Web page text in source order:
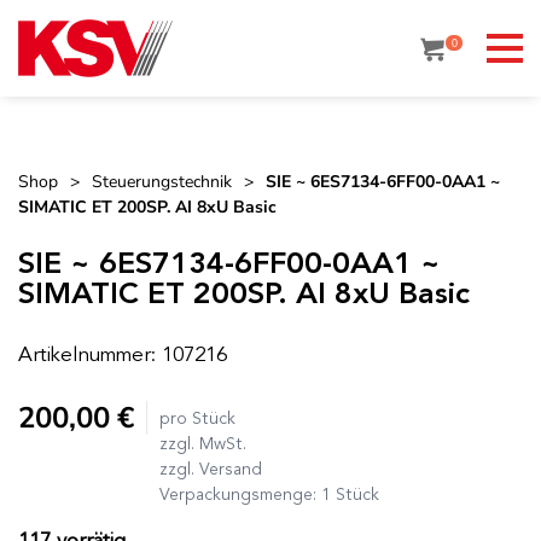
content
0
Shop > Steuerungstechnik > SIE ~ 6ES7134-6FF00-0AA1 ~
SIMATIC ET 200SP. AI 8xU Basic
SIE ~ 6ES7134-6FF00-0AA1 ~
SIMATIC ET 200SP. AI 8xU Basic
Artikelnummer: 107216
200,00€
pro Stück
zzgl. MwSt.
zzgl. Versand
Verpackungsmenge: 1 Stück